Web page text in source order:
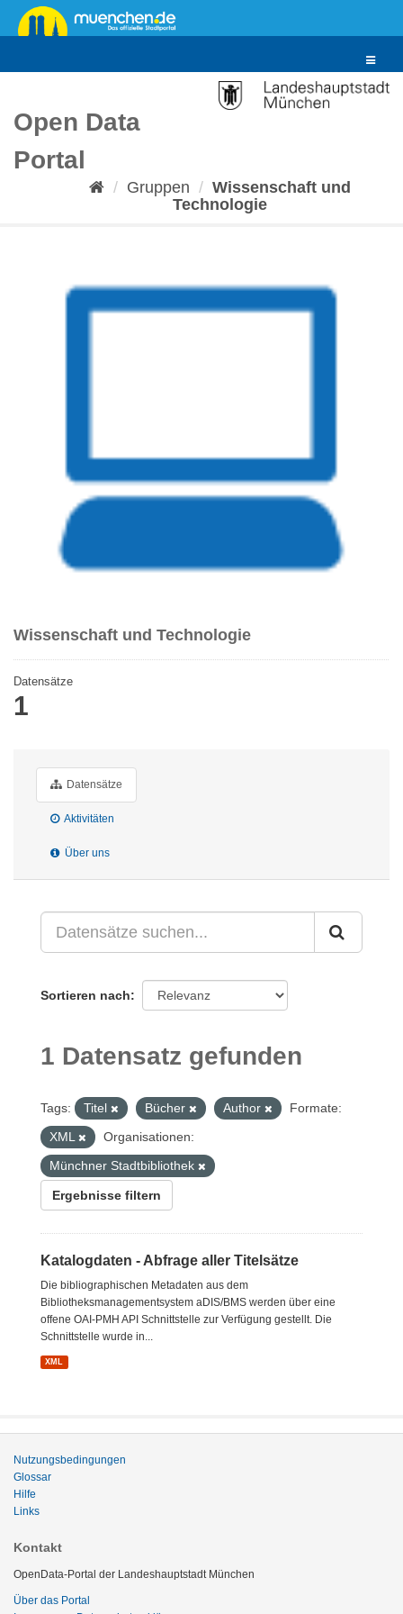
Überspringen
zum
Toggle
Open Data
Portal
Gruppen
Wissenschaft und
Technologie
Wissenschaft und Technologie
Datensätze
1
Datensätze
Aktivitäten
Über uns
Sortieren nach
1 Datensatz gefunden
Tags: Titel Bücher Author
Formate:
XML
Organisationen:
Münchner Stadtbibliothek
Ergebnisse filtern
Katalogdaten - Abfrage aller Titelsätze
Die bibliographischen Metadaten aus dem
Bibliotheksmanagementsystem aDIS/BMS werden über eine
offene OAI-PMH API Schnittstelle zur Verfügung gestellt. Die
Schnittstelle wurde in...
XML
Nutzungsbedingungen
Glossar
Hilfe
Links
Kontakt
OpenData-Portal der Landeshauptstadt München
Über das Portal